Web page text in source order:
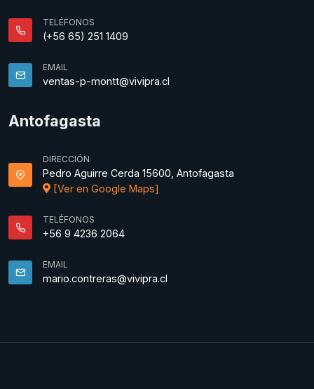
TELÉFONOS
(+56 65) 251 1409
EMAIL
ventas-p-montt@vivipra.cl
Antofagasta
DIRECCIÓN
Pedro Aguirre Cerda 15600, Antofagasta
[Ver en Google Maps]
TELÉFONOS
+56 9 4236 2064
EMAIL
mario.contreras@vivipra.cl